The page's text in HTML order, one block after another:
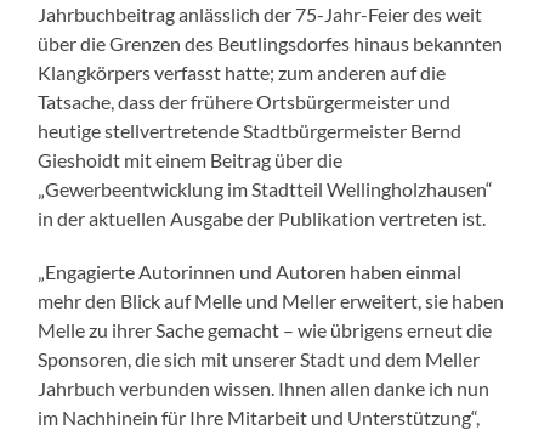
Jahrbuchbeitrag anlässlich der 75-Jahr-Feier des weit
über die Grenzen des Beutlingsdorfes hinaus bekannten
Klangkörpers verfasst hatte; zum anderen auf die
Tatsache, dass der frühere Ortsbürgermeister und
heutige stellvertretende Stadtbürgermeister Bernd
Gieshoidt mit einem Beitrag über die
„Gewerbeentwicklung im Stadtteil Wellingholzhausen“
in der aktuellen Ausgabe der Publikation vertreten ist.
„Engagierte Autorinnen und Autoren haben einmal
mehr den Blick auf Melle und Meller erweitert, sie haben
Melle zu ihrer Sache gemacht – wie übrigens erneut die
Sponsoren, die sich mit unserer Stadt und dem Meller
Jahrbuch verbunden wissen. Ihnen allen danke ich nun
im Nachhinein für Ihre Mitarbeit und Unterstützung“,